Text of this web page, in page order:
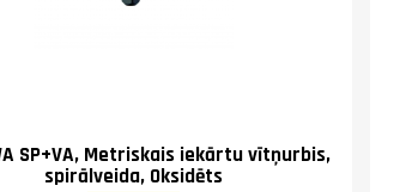
SP+VA, Metriskais iekārtu vītņurbis,
spirālveida, Oksidēts